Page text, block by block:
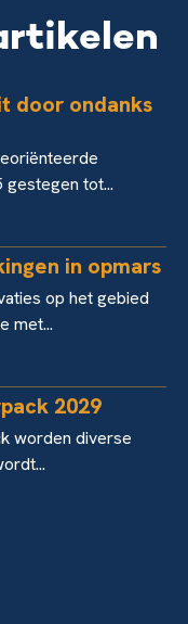
door ondanks
tot...
in opmars
op het gebied
met...
2029
worden diverse